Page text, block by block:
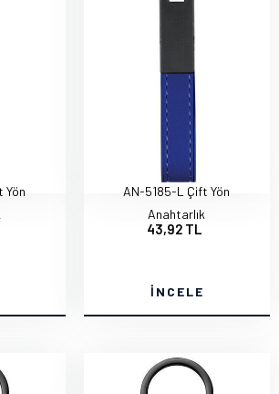
Yön
AN-5185-L Çift Yön
Anahtarlık
43,92 TL
İNCELE